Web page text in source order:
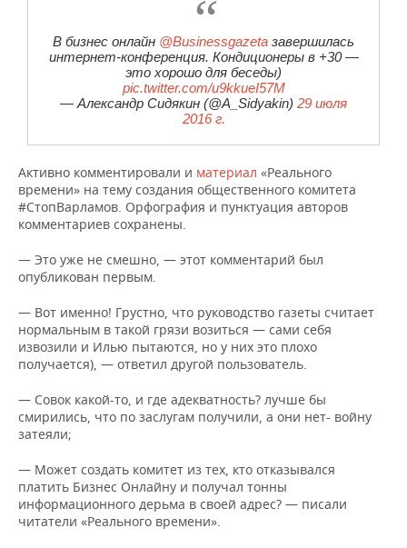
В бизнес онлайн @Businessgazeta завершилась
интернет-конференция. Кондиционеры в +30 —
это хорошо для беседы)
pic.twitter.com/u9kkueI57M
— Александр Сидякин (@A_Sidyakin) 29 июля
2016 г.
Активно комментировали и материал «Реального
времени» на тему создания общественного комитета
#СтопВарламов. Орфография и пунктуация авторов
комментариев сохранены.
— Это уже не смешно, — этот комментарий был
опубликован первым.
— Вот именно! Грустно, что руководство газеты считает
нормальным в такой грязи возиться — сами себя
извозили и Илью пытаются, но у них это плохо
получается), — ответил другой пользователь.
— Совок какой-то, и где адекватность? лучше бы
смирились, что по заслугам получили, а они нет- войну
затеяли;
— Может создать комитет из тех, кто отказывался
платить Бизнес Онлайну и получал тонны
информационного дерьма в своей адрес? — писали
читатели «Реального времени».